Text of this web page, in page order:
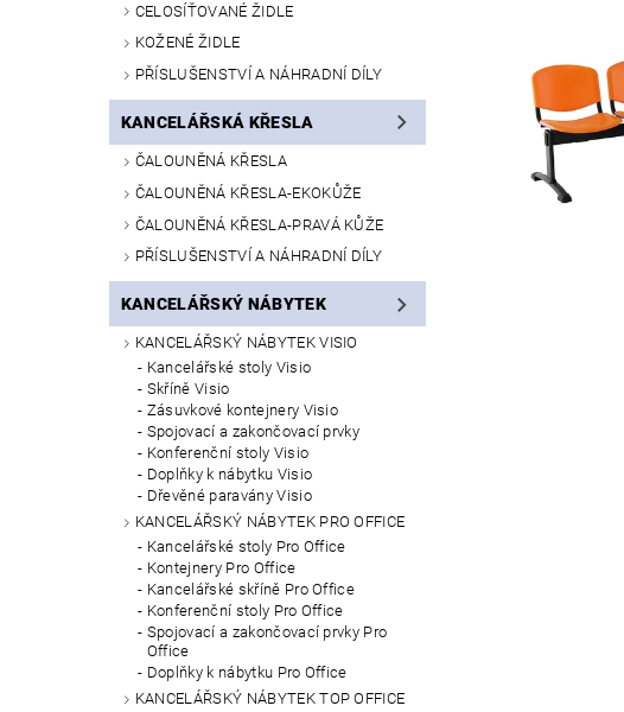
CELOSÍŤOVANÉ ŽIDLE
KOŽENÉ ŽIDLE
PŘÍSLUŠENSTVÍ A NÁHRADNÍ DÍLY
KANCELÁŘSKÁ KŘESLA
ČALOUNĚNÁ KŘESLA
ČALOUNĚNÁ KŘESLA-EKOKŮŽE
ČALOUNĚNÁ KŘESLA-PRAVÁ KŮŽE
PŘÍSLUŠENSTVÍ A NÁHRADNÍ DÍLY
KANCELÁŘSKÝ NÁBYTEK
KANCELÁŘSKÝ NÁBYTEK VISIO
Kancelářské stoly Visio
Skříně Visio
Zásuvkové kontejnery Visio
Spojovací a zakončovací prvky
Konferenční stoly Visio
Doplňky k nábytku Visio
Dřevěné paravány Visio
KANCELÁŘSKÝ NÁBYTEK PRO OFFICE
Kancelářské stoly Pro Office
Kontejnery Pro Office
Kancelářské skříně Pro Office
Konferenční stoly Pro Office
Spojovací a zakončovací prvky Pro
Office
Doplňky k nábytku Pro Office
KANCELÁŘSKÝ NÁBYTEK TOP OFFICE